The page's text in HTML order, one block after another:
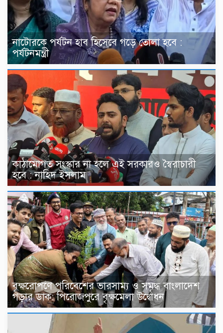
নাটোরকে পর্যটন হাব হিসেবে গড়ে তোলা হবে :
পর্যটনমন্ত্রী
কাঠামোগত সংস্কার না হলে এই সরকারও স্বৈরাচারী
হবে : নাহিদ ইসলাম
বৃক্ষরোপণে পরিবেশের ভারসাম্য ও সমৃদ্ধ বাংলাদেশ
গড়ার ডাক: পিরোজপুরে বৃক্ষমেলা উদ্বোধন